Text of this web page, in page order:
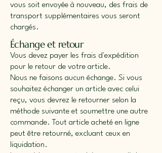
vous soit envoyée à nouveau, des frais de
transport supplémentaires vous seront
chargés.
Échange et retour
Vous devez payer les frais d'expédition
pour le retour de votre article.
Nous ne faisons aucun échange. Si vous
souhaitez échanger un article avec celui
reçu, vous devrez le retourner selon la
méthode suivante et soumettre une autre
commande. Tout article acheté en ligne
peut être retourné, excluant ceux en
liquidation.